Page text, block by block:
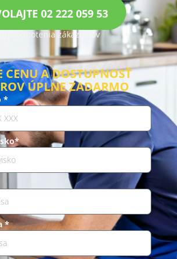
02 222 059 53
Hodnotenia zákazníkov
CENU A DOSTUPNOSŤ
ÚPLNE ZADARMO
*
*